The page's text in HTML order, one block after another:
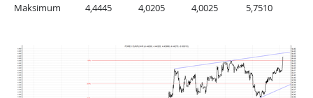
Maksimum 4,4445 4,0205 4,0025 5,7510